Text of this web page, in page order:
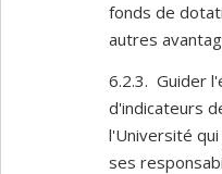
fonds de
autres
6.2.3. Guider
d'indicateurs
l'Université
ses